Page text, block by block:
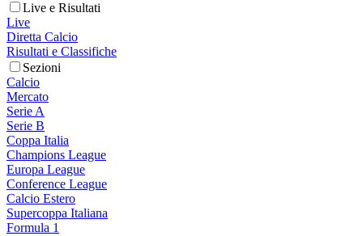
Live e Risultati
Live
Diretta Calcio
Risultati e Classifiche
Sezioni
Calcio
Mercato
Serie A
Serie B
Coppa Italia
Champions League
Europa League
Conference League
Calcio Estero
Supercoppa Italiana
Formula 1